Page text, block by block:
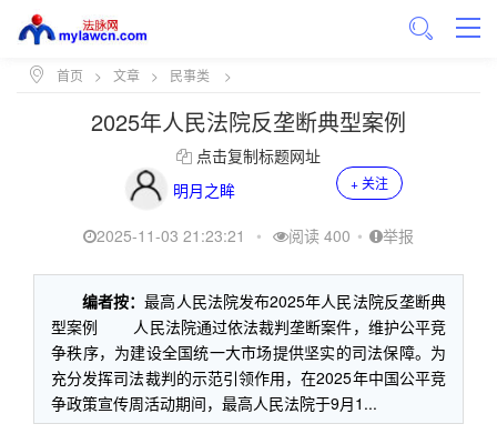
首页 > 文章 > 民事类 >
2025年人民法院反垄断典型案例
点击复制标题网址
明月之眸
+ 关注
2025-11-03 21:23:21 • 阅读 400 • 举报
编者按：最高人民法院发布2025年人民法院反垄断典
型案例 人民法院通过依法裁判垄断案件，维护公平竞
争秩序，为建设全国统一大市场提供坚实的司法保障。为
充分发挥司法裁判的示范引领作用，在2025年中国公平竞
争政策宣传周活动期间，最高人民法院于9月1...